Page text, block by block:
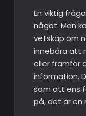
En viktig
något. Man
vetskap om
innebära att
eller framför
information.
som att ens
på, det är en